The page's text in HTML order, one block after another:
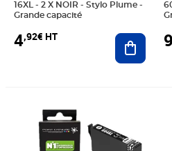
16XL - 2 X NOIR - Stylo Plume -
Grande capacité
4,92€ HT Ajouter9